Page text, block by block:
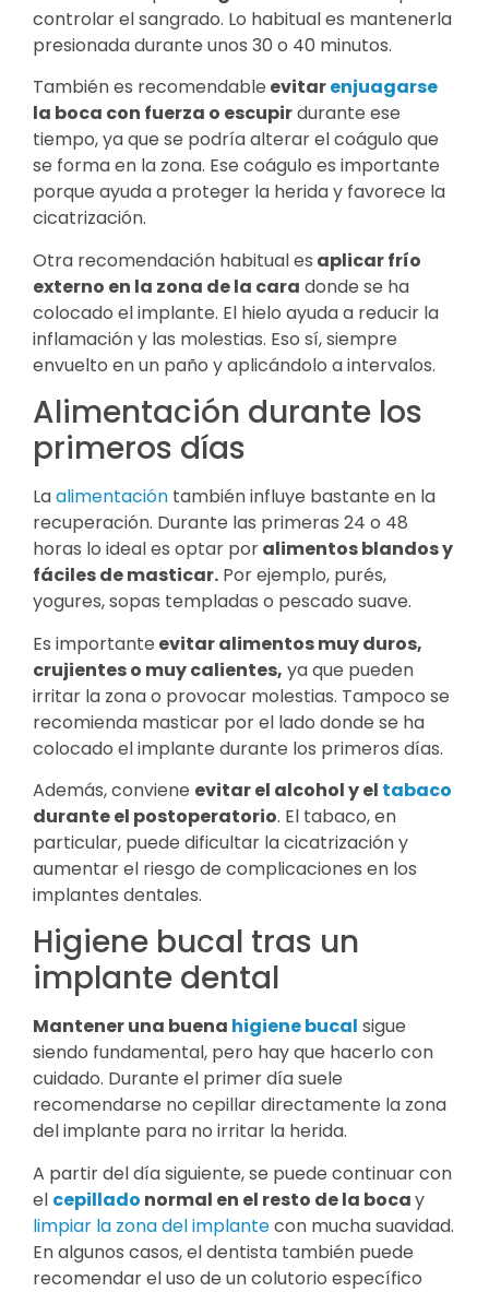
controlar el sangrado. Lo habitual es mantenerla
presionada durante unos 30 o 40 minutos.
También es recomendable evitarenjuagarse
la boca con fuerza o escupirdurante ese
tiempo, ya que se podría alterar el coágulo que
se forma en la zona. Ese coágulo es importante
porque ayuda a proteger la herida y favorece la
cicatrización.
Otra recomendación habitual es aplicar frío
externo en la zona de la cara donde se ha
colocado el implante. El hielo ayuda a reducir la
inflamación y las molestias. Eso sí, siempre
envuelto en un paño y aplicándolo a intervalos.
Alimentación durante los
primeros días
Laalimentación también influye bastante en la
recuperación. Durante las primeras 24 o 48
horas lo ideal es optar poralimentos blandos y
fáciles de masticar. Por ejemplo, purés,
yogures, sopas templadas o pescado suave.
Es importante evitar alimentos muy duros,
crujientes o muy calientes, ya que pueden
irritar la zona o provocar molestias. Tampoco se
recomienda masticar por el lado donde se ha
colocado el implante durante los primeros días.
Además, conviene evitar el alcohol y el tabaco
durante el postoperatorio. El tabaco, en
particular, puede dificultar la cicatrización y
aumentar el riesgo de complicaciones en los
implantes dentales.
Higiene bucal tras un
implante dental
Mantener una buena higiene bucal sigue
siendo fundamental, pero hay que hacerlo con
cuidado. Durante el primer día suele
recomendarse no cepillar directamente la zona
del implante para no irritar la herida.
A partir del día siguiente, se puede continuar con
el cepillado normal en el resto de la bocay
limpiar la zona del implantecon mucha suavidad.
En algunos casos, el dentista también puede
recomendar el uso de un colutorio específico